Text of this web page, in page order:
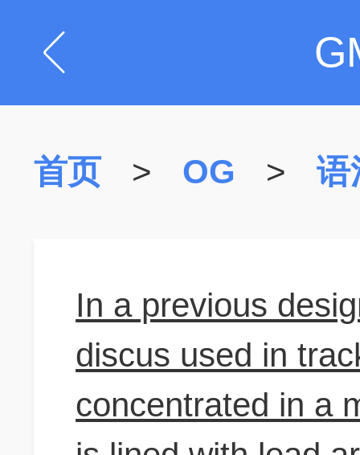
首页 > OG > 语
In a previous
discus used in
concentrated in a